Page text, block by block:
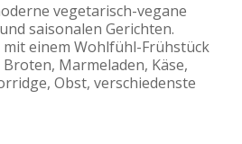
2 Etagen mit ca. 50 qm.
sich ein Tisch mit Sitzecke und
im ersten Stock das
Bad/WC. Alle Zimmer
Das gesamte Haus ist
Raucherecke steht zur
vegetarisch-vegane
saisonalen Gerichten.
mit einem Wohlfühl-Frühstück
Marmeladen, Käse,
Obst, verschiedenste
geschmackvollen